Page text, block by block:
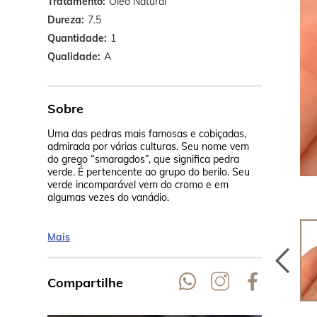
Dureza 7.5
Quantidade 1
Qualidade A
Sobre
Uma das pedras mais famosas e cobiçadas,
admirada por várias culturas. Seu nome vem
do grego “smaragdos”, que significa pedra
verde. É pertencente ao grupo do berilo. Seu
verde incomparável vem do cromo e em
algumas vezes do vanádio.
Tanto os
mesmo
pedra,
Mais
Compartilhe